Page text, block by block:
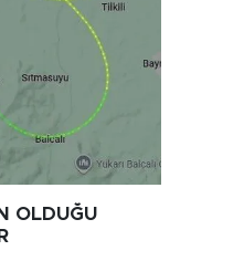
OLDUĞU